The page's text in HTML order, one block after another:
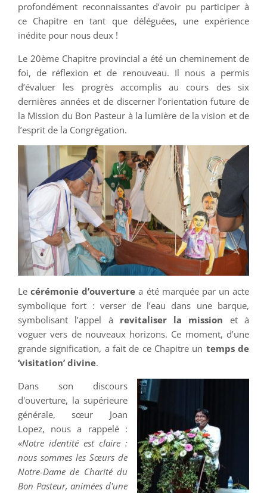
profondément reconnaissantes d’avoir pu participer à
ce Chapitre en tant que déléguées, une expérience
inédite pour nous deux !
Le 20ème Chapitre provincial a été un cheminement de
foi, de réflexion et de renouveau. Il nous a permis
d’évaluer les progrès accomplis au cours des six
dernières années et de discerner l’orientation future de
la Mission du Bon Pasteur à la lumière de la vision et de
l’esprit de la Congrégation.
Lecérémonie d’ouverture a été marquée par un acte
symbolique fort : verser de l’eau dans une barque,
symbolisant l’appel à revitaliser la mission et à
voguer vers de nouveaux horizons. Ce moment, d’une
grande signification, a fait de ce Chapitre un temps de
‘visitation’ divine.
Dans son discours
d'ouverture, la supérieure
générale, sœur Joan
Lopez, nous a rappelé :
«Notre identité est claire :
nous sommes les Sœurs de
Notre-Dame de Charité du
Bon Pasteur, animées d'une